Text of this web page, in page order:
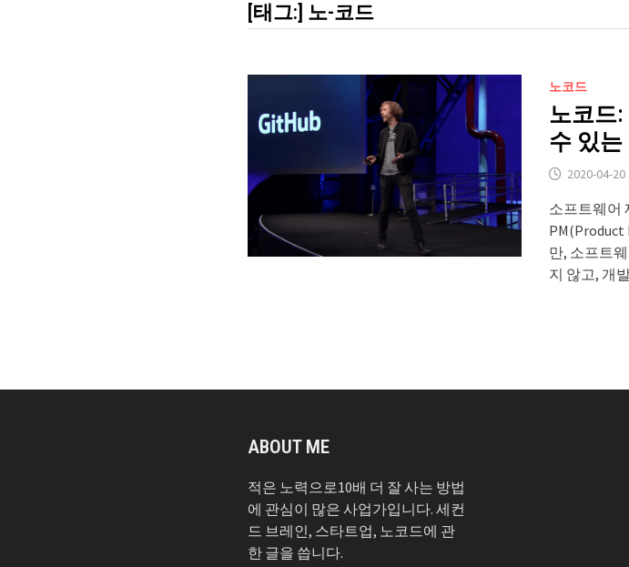
[태그:] 노-코드
노코드
노코드
수 있는
2020-04-20
소프트웨어
PM(Product
만, 소프트
지 않고, 개
ABOUT ME
적은 노력으로10배 더 잘 사는 방법
에 관심이 많은 사업가입니다. 세컨
드 브레인, 스타트업, 노코드에 관
한 글을 씁니다.